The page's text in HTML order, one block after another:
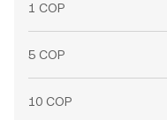
1 COP
5 COP
10 COP